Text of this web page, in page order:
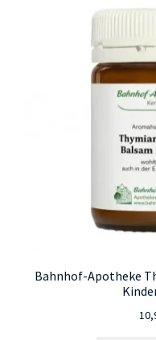
Bahnhof-Apotheke